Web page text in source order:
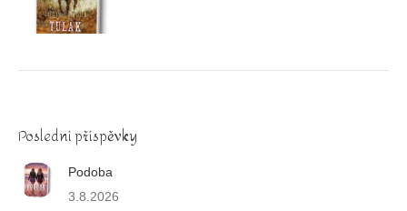
Poslední příspěvky
Podoba
3.8.2026